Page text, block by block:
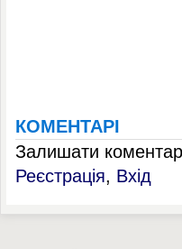
КОМЕНТАРІ
Залишати
Реєстрація, Вхід